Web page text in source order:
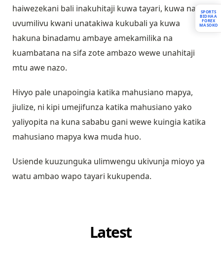
haiwezekani bali inakuhitaji kuwa tayari, kuwa na
uvumilivu kwani unatakiwa kukubali ya kuwa
hakuna binadamu ambaye amekamilika na
kuambatana na sifa zote ambazo wewe unahitaji
mtu awe nazo.
Hivyo pale unapoingia katika mahusiano mapya,
jiulize, ni kipi umejifunza katika mahusiano yako
yaliyopita na kuna sababu gani wewe kuingia katika
mahusiano mapya kwa muda huo.
Usiende kuuzunguka ulimwengu ukivunja mioyo ya
watu ambao wapo tayari kukupenda.
Latest
SPORTS
BIDHAA
FOREX
MASOKO